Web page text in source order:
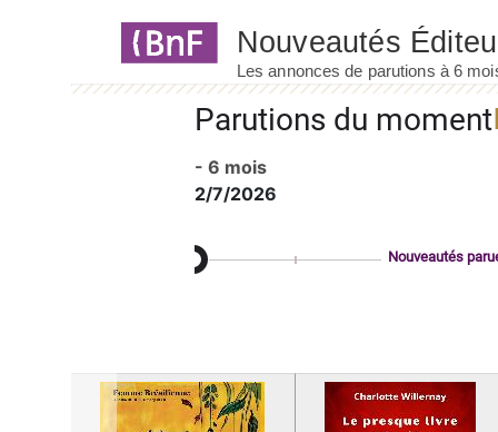
Parutions du moment
- 6 mois
2/7/2026
Nouveautés